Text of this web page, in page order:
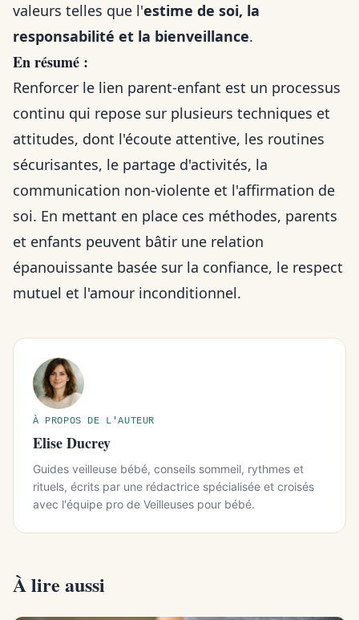
valeurs telles que l'estime de soi, la
responsabilité et la bienveillance.
En résumé :
Renforcer le lien parent-enfant est un processus
continu qui repose sur plusieurs techniques et
attitudes, dont l'écoute attentive, les routines
sécurisantes, le partage d'activités, la
communication non-violente et l'affirmation de
soi. En mettant en place ces méthodes, parents
et enfants peuvent bâtir une relation
épanouissante basée sur la confiance, le respect
mutuel et l'amour inconditionnel.
À PROPOS DE L'AUTEUR
Elise Ducrey
Guides veilleuse bébé, conseils sommeil, rythmes et
rituels, écrits par une rédactrice spécialisée et croisés
avec l'équipe pro de Veilleuses pour bébé.
À lire aussi